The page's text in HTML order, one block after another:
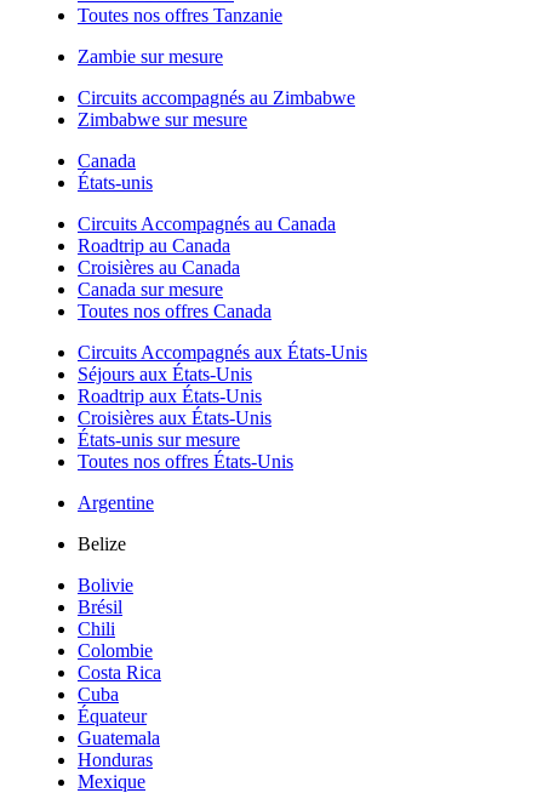
Toutes nos offres Tanzanie
Zambie sur mesure
Circuits accompagnés au Zimbabwe
Zimbabwe sur mesure
Canada
États-unis
Circuits Accompagnés au Canada
Roadtrip au Canada
Croisières au Canada
Canada sur mesure
Toutes nos offres Canada
Circuits Accompagnés aux États-Unis
Séjours aux États-Unis
Roadtrip aux États-Unis
Croisières aux États-Unis
États-unis sur mesure
Toutes nos offres États-Unis
Argentine
Belize
Bolivie
Brésil
Chili
Colombie
Costa Rica
Cuba
Équateur
Guatemala
Honduras
Mexique